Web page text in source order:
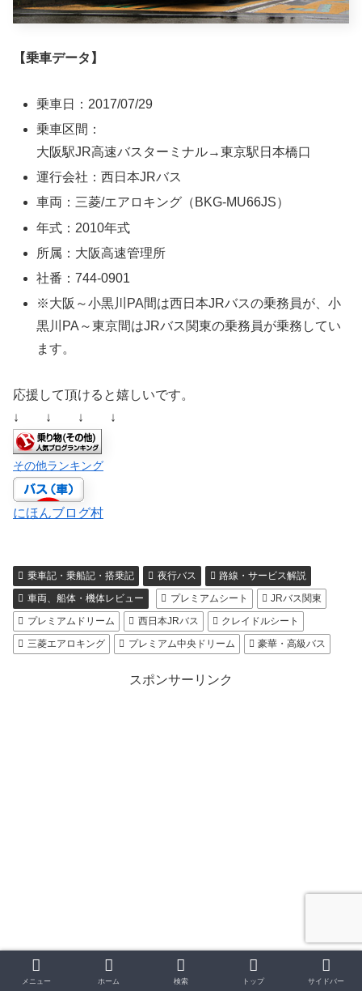
【乗車データ】
乗車日：2017/07/29
乗車区間：
大阪駅JR高速バスターミナル→東京駅日本橋口
運行会社：西日本JRバス
車両：三菱/エアロキング（BKG-MU66JS）
年式：2010年式
所属：大阪高速管理所
社番：744-0901
※大阪～小黒川PA間は西日本JRバスの乗務員が、小
黒川PA～東京間はJRバス関東の乗務員が乗務してい
ます。
応援して頂けると嬉しいです。
↓ ↓ ↓ ↓
その他ランキング
にほんブログ村
乗車記・乗船記・搭乗記 夜行バス
路線・サービス解説
車両、船体・機体レビュー
プレミアムシート
JRバス関東
プレミアムドリーム
西日本JRバス
クレイドルシート
三菱エアロキング
プレミアム中央ドリーム 豪華・高級バス
スポンサーリンク
メニュー ホーム 検索 トップ サイドバー